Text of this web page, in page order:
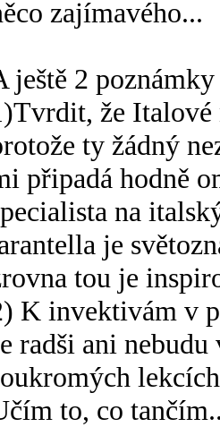
zajímavého...
ještě 2
že Italové
ty žádný
připadá hodně
na
je
tou je
K invektivám v
radši ani
to, co